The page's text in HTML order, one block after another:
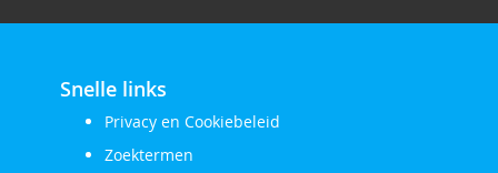
Snelle links
Privacy en Cookiebeleid
Zoektermen